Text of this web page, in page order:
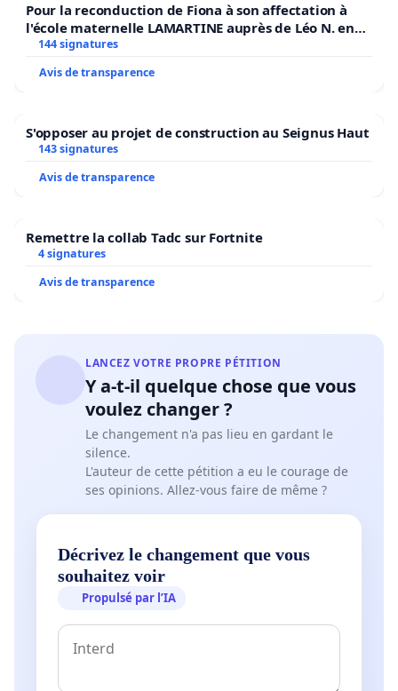
Pour la reconduction de Fiona à son affectation à
l'école maternelle LAMARTINE auprès de Léo N. en
2026/2027
144 signatures
Avis de transparence
S'opposer au projet de construction au Seignus Haut
143 signatures
Avis de transparence
Remettre la collab Tadc sur Fortnite
4 signatures
Avis de transparence
LANCEZ VOTRE PROPRE PÉTITION
Y a-t-il quelque chose que vous
voulez changer ?
Le changement n'a pas lieu en gardant le
silence.
L'auteur de cette pétition a eu le courage de
ses opinions. Allez-vous faire de même ?
Décrivez le changement que vous
souhaitez voir
Propulsé par l’IA